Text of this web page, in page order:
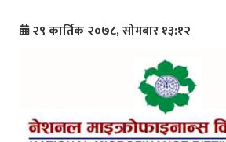
२९ कार्तिक २०७८, सोमबार १३:१२